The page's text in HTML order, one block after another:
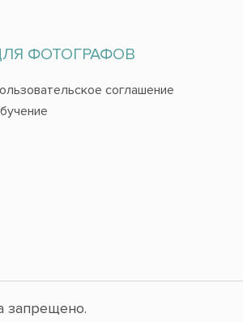
ФОТОГРАФОВ
соглашение
запрещено.